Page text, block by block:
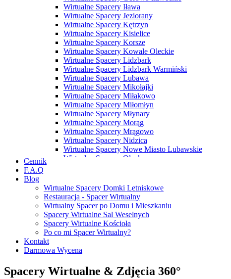
Wirtualne Spacery Iława
Wirtualne Spacery Jeziorany
Wirtualne Spacery Kętrzyn
Wirtualne Spacery Kisielice
Wirtualne Spacery Korsze
Wirtualne Spacery Kowale Oleckie
Wirtualne Spacery Lidzbark
Wirtualne Spacery Lidzbark Warmiński
Wirtualne Spacery Lubawa
Wirtualne Spacery Mikołajki
Wirtualne Spacery Miłakowo
Wirtualne Spacery Miłomłyn
Wirtualne Spacery Młynary
Wirtualne Spacery Morąg
Wirtualne Spacery Mrągowo
Wirtualne Spacery Nidzica
Wirtualne Spacery Nowe Miasto Lubawskie
Wirtualne Spacery Olecko
Wirtualne Spacery Orneta
Wirtualne Spacery Orzysz
Wirtualne Spacery Ostróda
Wirtualne Spacery Pasłęk
Wirtualne Spacery Pasym
Wirtualne Spacery Pieniężno
Wirtualne Spacery Pisz
Wirtualne Spacery Reszel
Wirtualne Spacery Ruciane-Nida
Wirtualne Spacery Ryn
Wirtualne Spacery Sępopol
Cennik
F.A.Q
Blog
Wirtualne Spacery Domki Letniskowe
Restauracja - Spacer Wirtualny
Wirtualny Spacer po Domu i Mieszkaniu
Spacery Wirtualne Sal Weselnych
Spacery Wirtualne Kościoła
Po co mi Spacer Wirtualny?
Kontakt
Darmowa Wycena
Spacery Wirtualne & Zdjęcia 360°